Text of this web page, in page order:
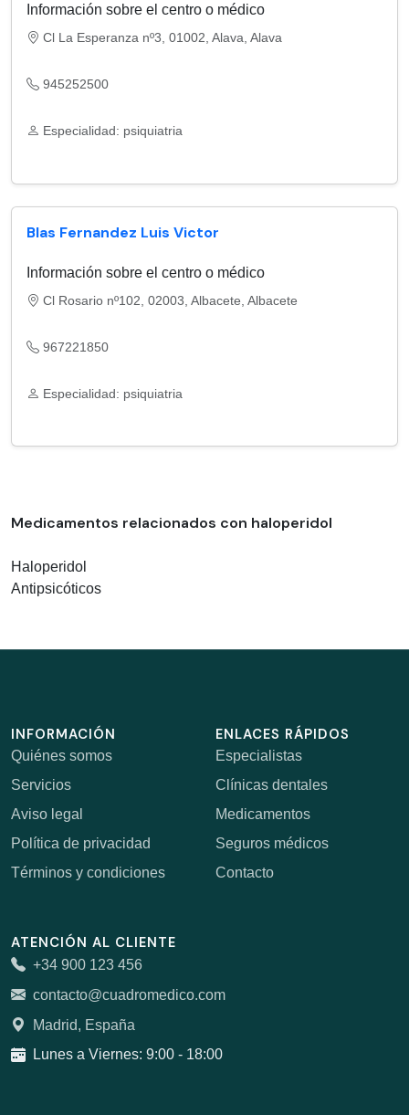
Información sobre el centro o médico
Cl La Esperanza nº3, 01002, Alava, Alava
945252500
Especialidad: psiquiatria
Blas Fernandez Luis Victor
Información sobre el centro o médico
Cl Rosario nº102, 02003, Albacete, Albacete
967221850
Especialidad: psiquiatria
Medicamentos relacionados con haloperidol
Haloperidol
Antipsicóticos
INFORMACIÓN
Quiénes somos
Servicios
Aviso legal
Política de privacidad
Términos y condiciones
ENLACES RÁPIDOS
Especialistas
Clínicas dentales
Medicamentos
Seguros médicos
Contacto
ATENCIÓN AL CLIENTE
+34 900 123 456
contacto@cuadromedico.com
Madrid, España
Lunes a Viernes: 9:00 - 18:00